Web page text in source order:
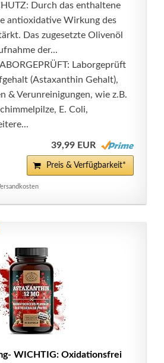
Durch das enthaltene
antioxidative Wirkung des
Das zugesetzte Olivenöl
der...
Laborgeprüft
(Astaxanthin Gehalt),
& Verunreinigungen, wie z.B.
E. Coli,
39,99 EUR
Preis & Verfügbarkeit*
WICHTIG: Oxidationsfrei